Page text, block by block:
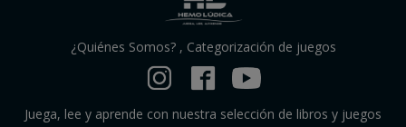
¿Quiénes Somos?, Categorización de juegos
Juega, lee y aprende con nuestra selección de libros y juegos